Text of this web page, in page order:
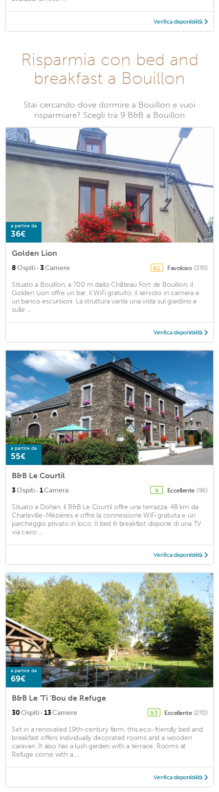
Verifica disponibilità
Risparmia con bed and
breakfast a Bouillon
Stai cercando dove dormire a Bouillon e vuoi
risparmiare? Scegli tra 9 B&B a Bouillon
a partire da
36€
Golden Lion
8Ospiti · 3Camere 8,1 Favoloso (370)
Situato a Bouillon, a 700 m dallo Château Fort de Bouillon, il
Golden Lion offre un bar, il WiFi gratuito, il servizio in camera e
un banco escursioni. La struttura vanta una vista sul giardino e
sulle ...
Verifica disponibilità
a partire da
55€
B&B Le Courtil
3Ospiti · 1Camera 9 Eccellente (96)
Situato a Dohan, il B&B Le Courtil offre una terrazza. 48 km da
Charleville-Mézières e offre la connessione WiFi gratuita e un
parcheggio privato in loco. Il bed & breakfast dispone di una TV
via cavo ...
Verifica disponibilità
a partire da
69€
B&B Le 'Ti 'Bou de Refuge
30Ospiti · 13Camere 9,3 Eccellente (270)
Set in a renovated 19th-century farm, this eco-friendly bed and
breakfast offers individually decorated rooms and a wooden
caravan. It also has a lush garden with a terrace. Rooms at
Refuge come with a ...
Verifica disponibilità